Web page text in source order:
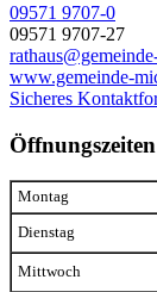
09571 9707-0
09571 9707-27
www.gemeinde-
Sicheres
Montag
Dienstag
Mittwoch